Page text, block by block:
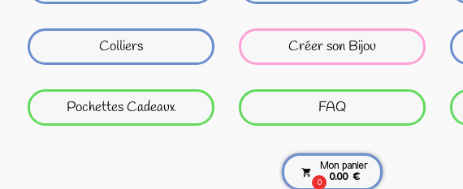
Créer son Bijou
Colliers
FAQ
Pochettes Cadeaux
local_grocery_store
0
Mon panier
0.00 €